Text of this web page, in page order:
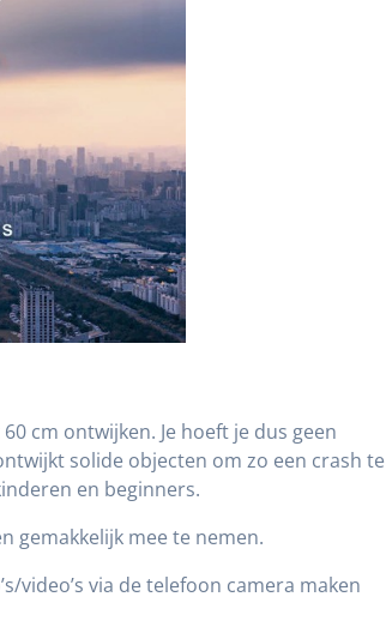
cm ontwijken. Je hoeft je dus geen
solide objecten om zo een crash te
en beginners.
gemakkelijk mee te nemen.
video’s via de telefoon camera maken